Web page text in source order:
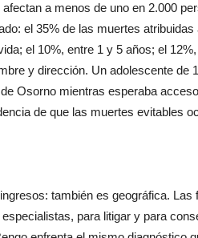
a menos de uno en 2.000
el 35% de las muertes
el 10%, entre 1 y 5 años; el
y dirección. Un adolescente de
Osorno mientras esperaba
de que las muertes evitables
también es geográfica.
para litigar y para